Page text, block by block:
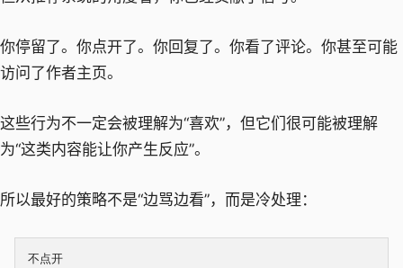
你停留了。你点开了。你回复了。你看了评论。你甚至可能
访问了作者主页。
这些行为不一定会被理解为“喜欢”，但它们很可能被理解
为“这类内容能让你产生反应”。
所以最好的策略不是“边骂边看”，而是冷处理：
不点开